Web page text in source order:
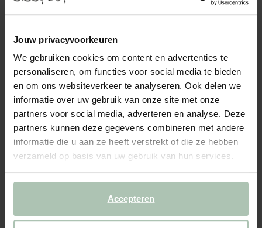
Jouw privacyvoorkeuren
We gebruiken cookies om content en advertenties te
personaliseren, om functies voor social media te bieden
en om ons websiteverkeer te analyseren. Ook delen we
informatie over uw gebruik van onze site met onze
partners voor social media, adverteren en analyse. Deze
partners kunnen deze gegevens combineren met andere
informatie die u aan ze heeft verstrekt of die ze hebben
verzameld op basis van uw gebruik van hun services.
Accepteren
3-zits bank chaise longue links otto longue rechts uit de
Countess serie van Sissy-Boy. De serie bestaat uit zeven
modulaire onderdelen, zodat je de bank precies kunt
samenstellen naar jouw wensen en de ruimte die je hebt. Door
de...Lees meer
Model: 3 zits chaise longue... (1x) + opties
2 Stof: Salvador Dark green 7 + kleuropties
Levertijd: 8–12 weken